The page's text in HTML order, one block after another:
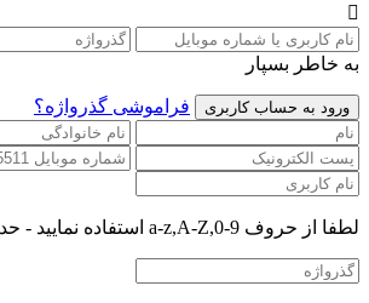
به خاطر بسپار
فراموشی گذرواژه؟
لطفا از حروف a-z,A-Z,0-9 استفاده نمایید - حداقل 5 کاراکتر